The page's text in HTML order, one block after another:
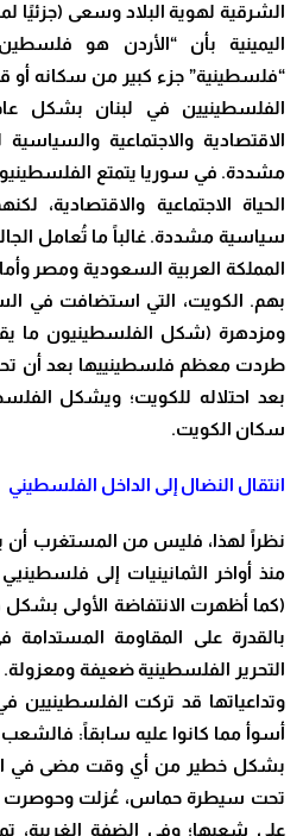
الشرقية لهوية البلاد وسعى (جزئيًا
اليمينية بأن “الأردن هو
“فلسطينية” جزء كبير من سكانه أو
الفلسطينيين في لبنان بشكل
الاقتصادية والاجتماعية
مشددة. في سوريا يتمتع
الحياة الاجتماعية
سياسية مشددة. غالباً ما تُعامل
المملكة العربية السعودية ومصر
بهم. الكويت، التي استضافت في
ومزدهرة (شكل الفلسطينيون ما
طردت معظم فلسطينييها بعد أن
سكان الكويت.
انتقال النضال إلى الداخل الفلسطيني
نظراً لهذا، فليس من المستغرب أن
منذ أواخر الثمانينيات إلى
(كما أظهرت الانتفاضة الأولى بشكل
بالقدرة على المقاومة
التحرير الفلسطينية ضعيفة
وتداعياتها قد تركت الفلسطينيين
أسوأ مما كانوا عليه سابقاً:
بشكل خطير من أي وقت مضى في
تحت سيطرة حماس، عُزلت وحوصرت
على شعبها؛ وفي الضفة الغربية،